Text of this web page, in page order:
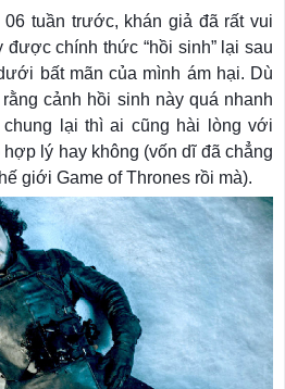
tuần trước, khán giả đã rất vui
chính thức “hồi sinh” lại sau
bất mãn của mình ám hại. Dù
cảnh hồi sinh này quá nhanh
lại thì ai cũng hài lòng với
lý hay không (vốn dĩ đã chẳng
giới Game of Thrones rồi mà).